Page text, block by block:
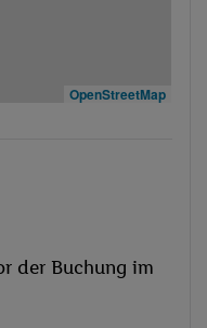
OpenStreetMap
der Buchung im